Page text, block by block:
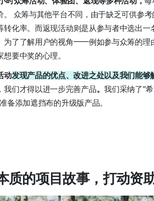
。 众筹与其他平台不同，由于缺乏可供参
转化率。而返现活动则是从参与者中选出
为了了解用户的视角——例如参与众筹的
要中奖的心理。
动发现产品的优点、改进之处以及我们能够
我们才得以进一步完善产品。我们采纳了“
备添加遮挡布的升级版产品。
质的项目故事，打动资